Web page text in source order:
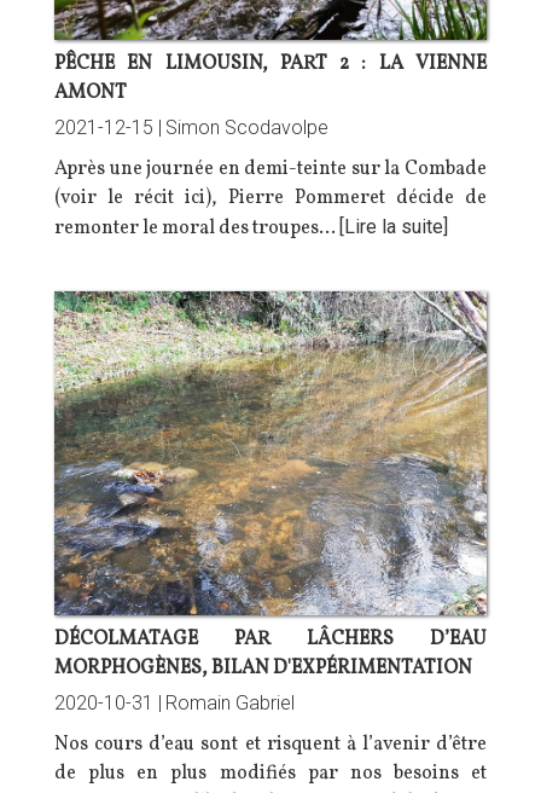
PÊCHE EN LIMOUSIN, PART 2 : LA VIENNE
AMONT
2021-12-15 | Simon Scodavolpe
Après une journée en demi-teinte sur la Combade
(voir le récit ici), Pierre Pommeret décide de
remonter le moral des troupes… [Lire la suite]
DÉCOLMATAGE PAR LÂCHERS D’EAU
MORPHOGÈNES, BILAN D'EXPÉRIMENTATION
2020-10-31 | Romain Gabriel
Nos cours d’eau sont et risquent à l’avenir d’être
de plus en plus modifiés par nos besoins et